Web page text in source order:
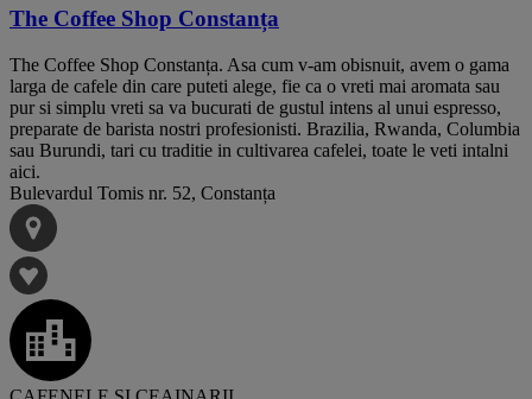
The Coffee Shop Constanța
The Coffee Shop Constanța. Asa cum v-am obisnuit, avem o gama
larga de cafele din care puteti alege, fie ca o vreti mai aromata sau
pur si simplu vreti sa va bucurati de gustul intens al unui espresso,
preparate de barista nostri profesionisti. Brazilia, Rwanda, Columbia
sau Burundi, tari cu traditie in cultivarea cafelei, toate le veti intalni
aici.
Bulevardul Tomis nr. 52, Constanța